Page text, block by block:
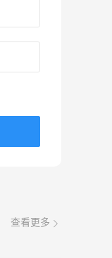
查看更多